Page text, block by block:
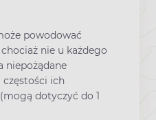
powodować
nie u każdego
niepożądane
częstości ich
dotyczyć do 1